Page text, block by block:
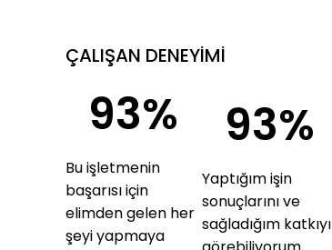
ÇALIŞAN DENEYİMİ
93%
Bu işletmenin
başarısı için
elimden gelen her
şeyi yapmaya
93%
Yaptığım işin
sonuçlarını ve
sağladığım katkıyı